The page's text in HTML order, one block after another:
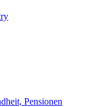
Pensionen